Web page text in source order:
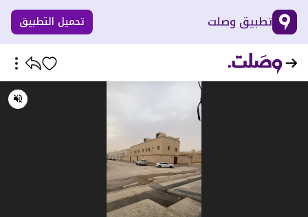
تطبيق وصلت تحميل التطبيق